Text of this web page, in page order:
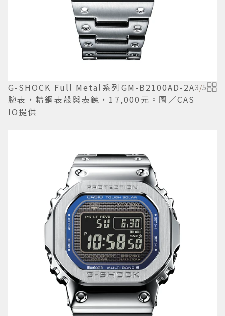
G-SHOCK Full Metal系列GM-B2100AD-2A
腕表，精鋼表殼與表鍊，17,000元。圖／CAS
IO提供
3/5